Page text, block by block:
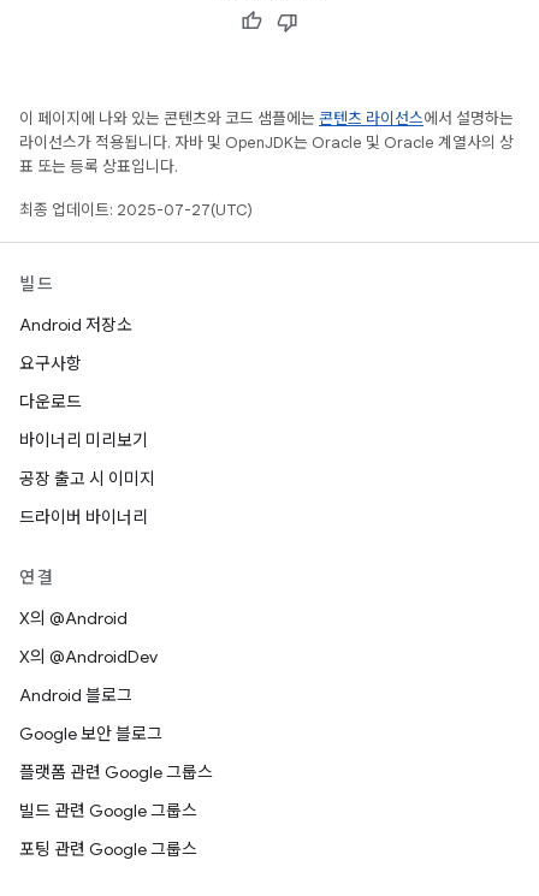
이 페이지에 나와 있는 콘텐츠와 코드 샘플에는 콘텐츠 라이선스에서 설명하는
라이선스가 적용됩니다. 자바 및 OpenJDK는 Oracle 및 Oracle 계열사의 상
표 또는 등록 상표입니다.
최종 업데이트: 2025-07-27(UTC)
빌드
Android 저장소
요구사항
다운로드
바이너리 미리보기
공장 출고 시 이미지
드라이버 바이너리
연결
X의 @Android
X의 @AndroidDev
Android 블로그
Google 보안 블로그
플랫폼 관련 Google 그룹스
빌드 관련 Google 그룹스
포팅 관련 Google 그룹스